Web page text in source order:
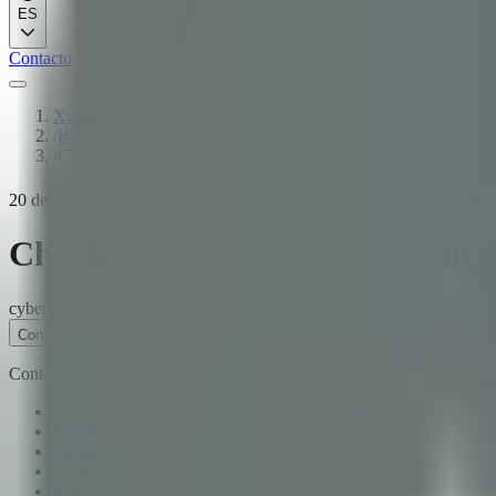
ES
Contacto
Xcapit
20 de mayo de 2025
Checklist de penetration testing
cybersecurity
Contenido
Contenido